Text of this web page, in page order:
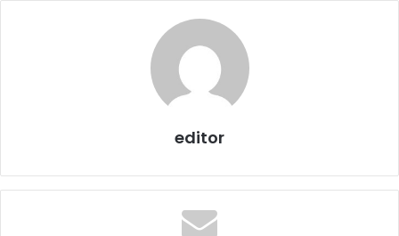
Tahta kaşıkların bu kadar yaygın bir şekilde kullanılması
Çünkü tahta kaşıkları bulaşık makinesinde yıkamak son
editor